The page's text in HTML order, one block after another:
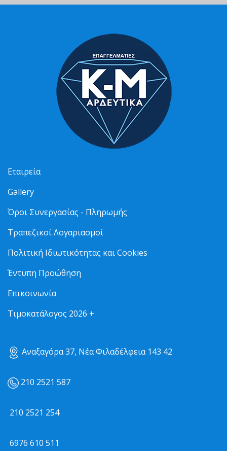
Εταιρεία
Gallery
Όροι Συνεργασίας - Πληρωμής
Τραπεζικοί Λογαριασμοί
Πολιτική Ιδιωτικότητας και Cookies
Έντυπη Προώθηση
Επικοινωνία
Τιμοκατάλογος 2026 +
Αναξαγόρα 37, Νέα Φιλαδέλφεια 143 42
210 2521 587
210 2521 254
6976 610 511